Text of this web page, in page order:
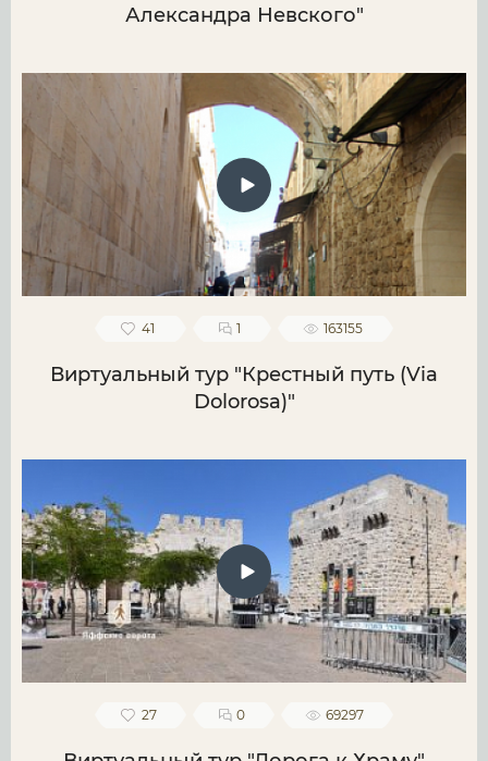
Александра Невского"
41 1 163155
Виртуальный тур "Крестный путь (Via
Dolorosa)"
27 0 69297